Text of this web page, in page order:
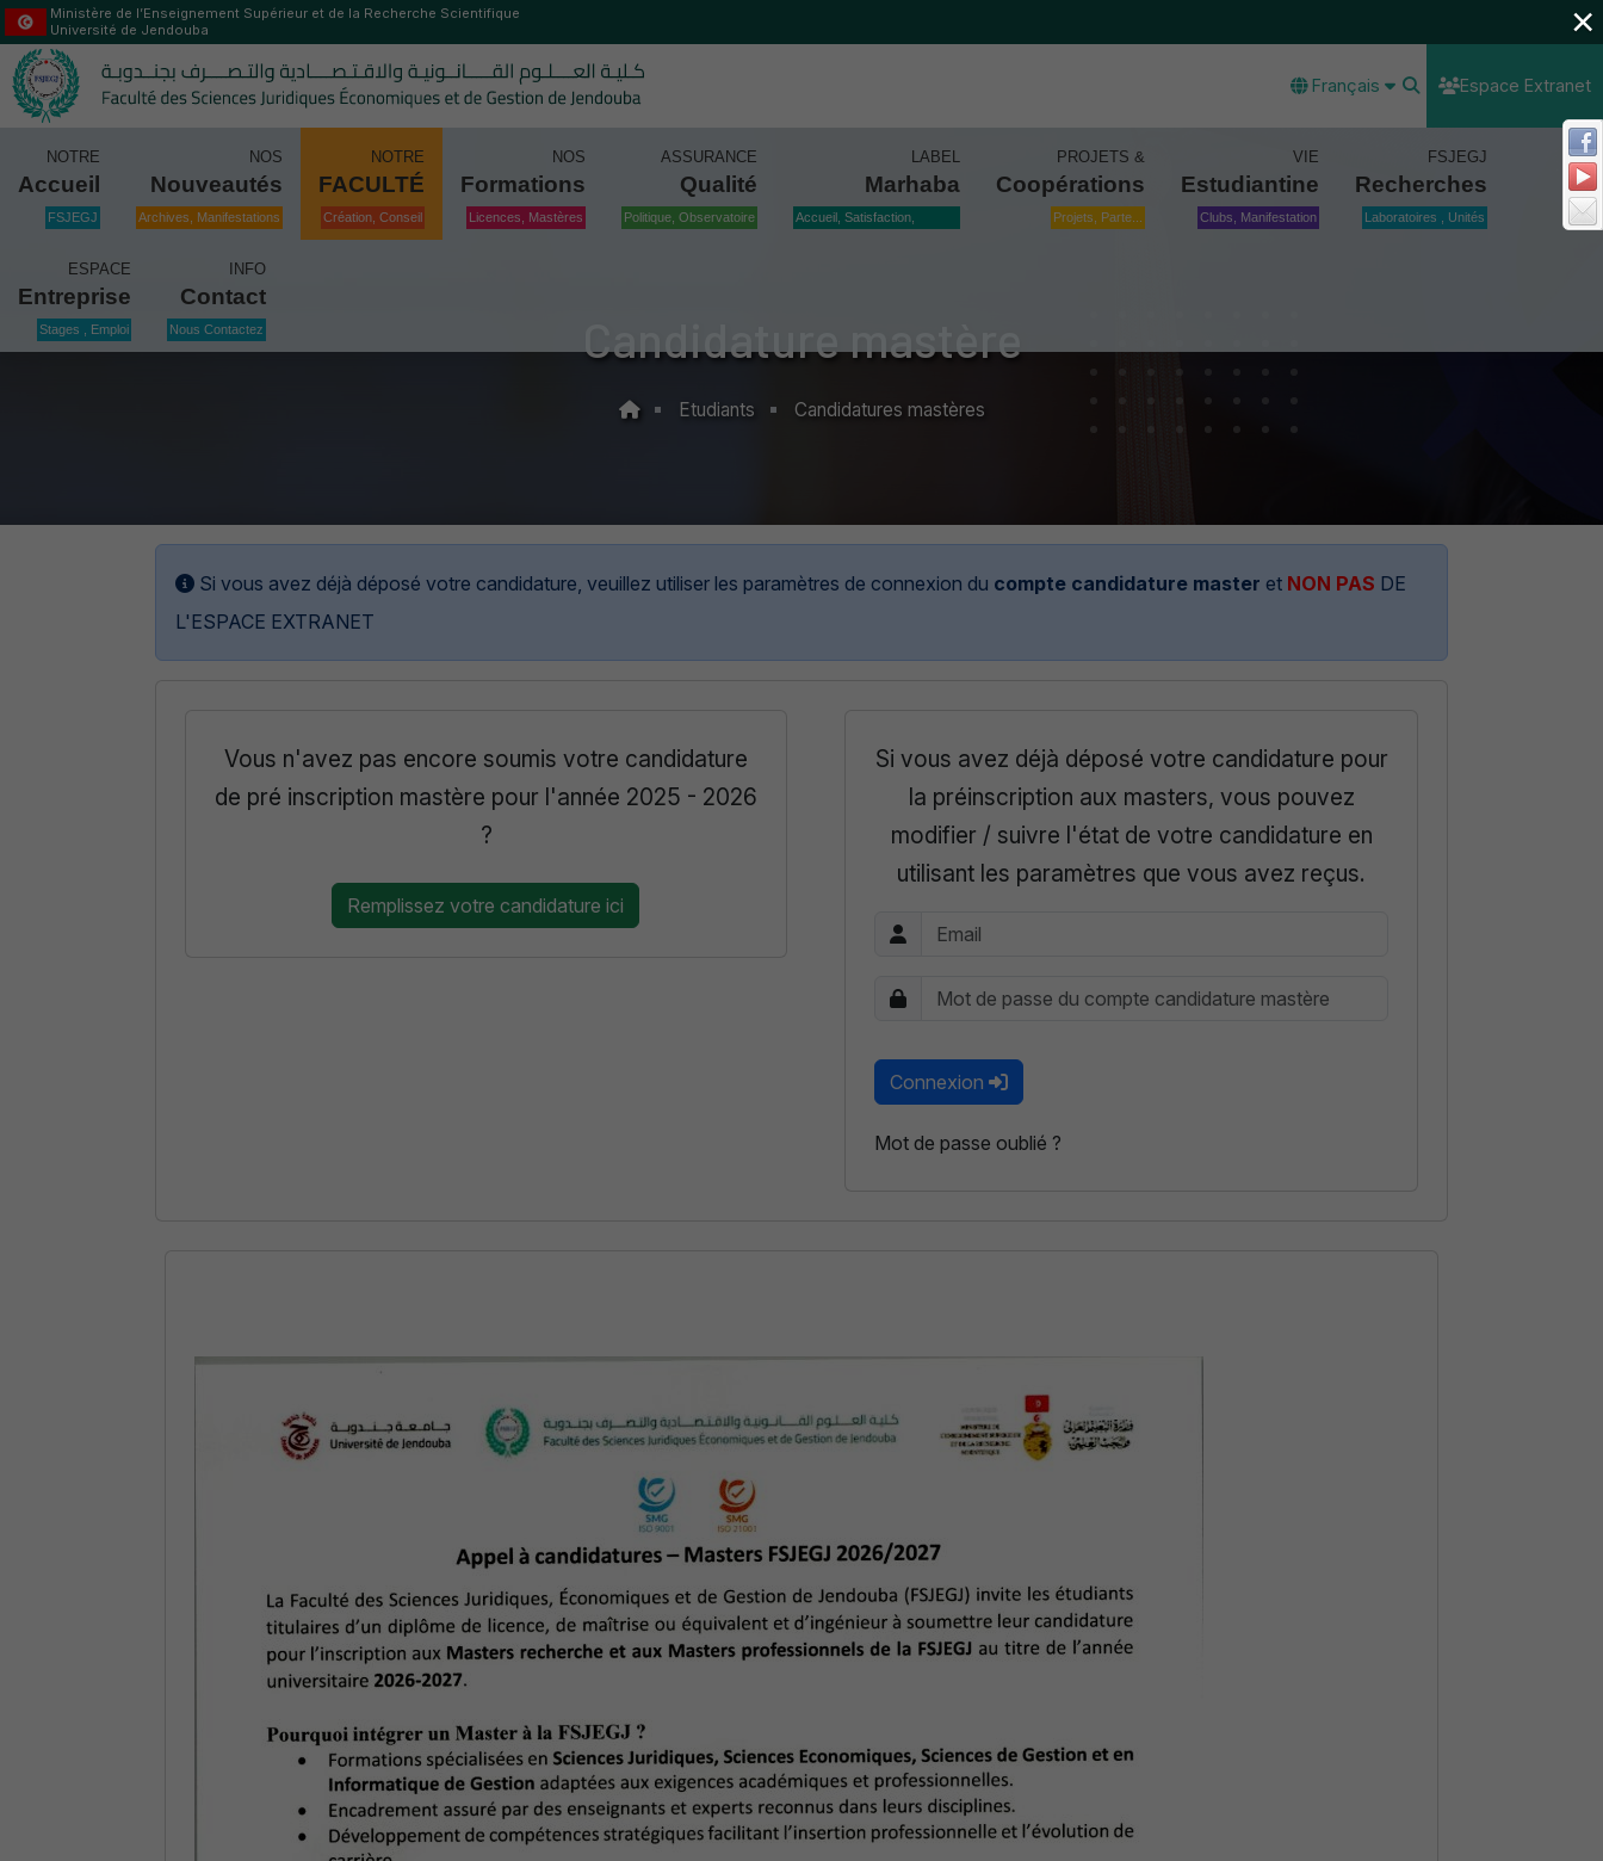
Ministère de l’Enseignement Supérieur et de la Recherche Scientifique
Université de Jendouba
Français Espace Extranet
NOTRE
Accueil
FSJEGJ
NOS
Nouveautés
Archives, Manifestations
NOTRE
FACULTÉ
Création, Conseil
NOS
Formations
Licences, Mastères
ASSURANCE
Qualité
Politique, Observatoire
LABEL
Marhaba
Accueil, Satisfaction,
PROJETS &
Coopérations
Projets, Parte...
VIE
Estudiantine
Clubs, Manifestation
FSJEGJ
Recherches
Laboratoires , Unités
ESPACE
Entreprise
Stages , Emploi
INFO
Contact
Nous Contactez Candidature mastère
Etudiants Candidatures mastères
Si vous avez déjà déposé votre candidature, veuillez utiliser les paramètres de connexion du compte candidature master et NON PAS DE
L'ESPACE EXTRANET
Vous n'avez pas encore soumis votre candidature
de pré inscription mastère pour l'année 2025 - 2026
?
Remplissez votre candidature ici
Si vous avez déjà déposé votre candidature pour
la préinscription aux masters, vous pouvez
modifier / suivre l'état de votre candidature en
utilisant les paramètres que vous avez reçus.
Connexion
Mot de passe oublié ?
×